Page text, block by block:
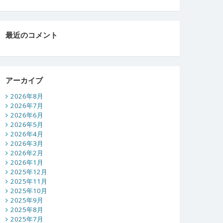
最近のコメント
アーカイブ
2026年8月
2026年7月
2026年6月
2026年5月
2026年4月
2026年3月
2026年2月
2026年1月
2025年12月
2025年11月
2025年10月
2025年9月
2025年8月
2025年7月